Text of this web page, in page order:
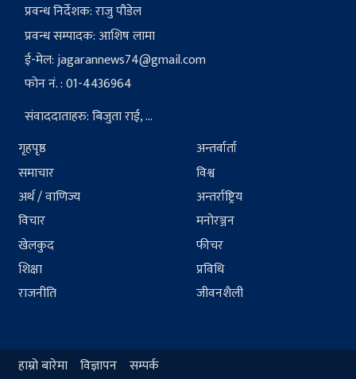
प्रवन्ध निर्देशक: राजु पौडेल
प्रवन्ध सम्पादक: आशिष लामा
ई-मेल:jagarannews74@gmail.com
फोन नं. : 01-4436964
संवाददाताहरु: बिजुता राई, ...
गृहपृष्ठ
समाचार
अर्थ / वाणिज्य
विचार
खेलकुद
शिक्षा
राजनीति
अन्तर्वार्ता
विश्व
अन्तर्राष्ट्रिय
मनोरञ्जन
फीचर
प्रविधि
जीवनशैली
हाम्रो बारेमा विज्ञापन सम्पर्क